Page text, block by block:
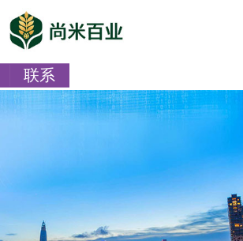
联系